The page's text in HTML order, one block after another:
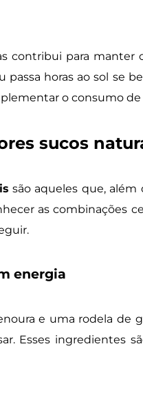
contribui para
horas ao sol se
o consumo de
sucos
são aqueles que, além
as combinações
energia
e uma rodela de
Esses ingredientes